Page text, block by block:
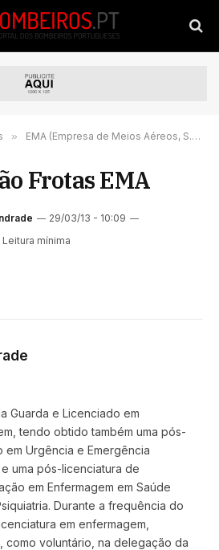
» EMA (Empresa de Meios Aéreos, S.A.) – Frota
Frotas EMA
29/03/13 - 10:09
Leitura mínima
Guarda e Licenciado em
tendo obtido também uma pós-
em Urgência e Emergência
uma pós-licenciatura de
em Enfermagem em Saúde
Durante a frequência do
em enfermagem,
como voluntário, na delegação da